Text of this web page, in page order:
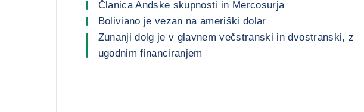
Članica Andske skupnosti in Mercosurja
Boliviano je vezan na ameriški dolar
Zunanji dolg je v glavnem večstranski in dvostranski, z
ugodnim financiranjem